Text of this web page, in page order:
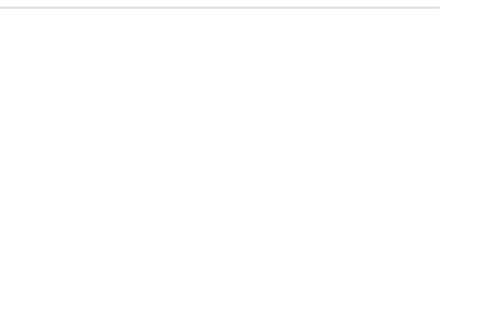
광고 진행